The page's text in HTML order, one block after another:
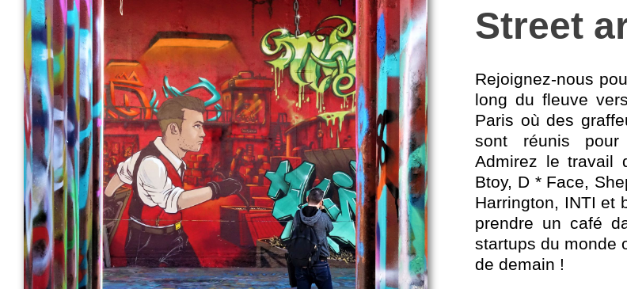
Street
Rejoignez-nous
long du fleuve
Paris où des
sont réunis pour
Admirez le travail
Btoy, D * Face,
Harrington, INTI et
prendre un café
startups du monde
de demain !